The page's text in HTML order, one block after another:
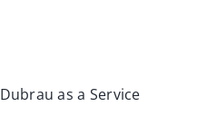
Dubrau as a Service